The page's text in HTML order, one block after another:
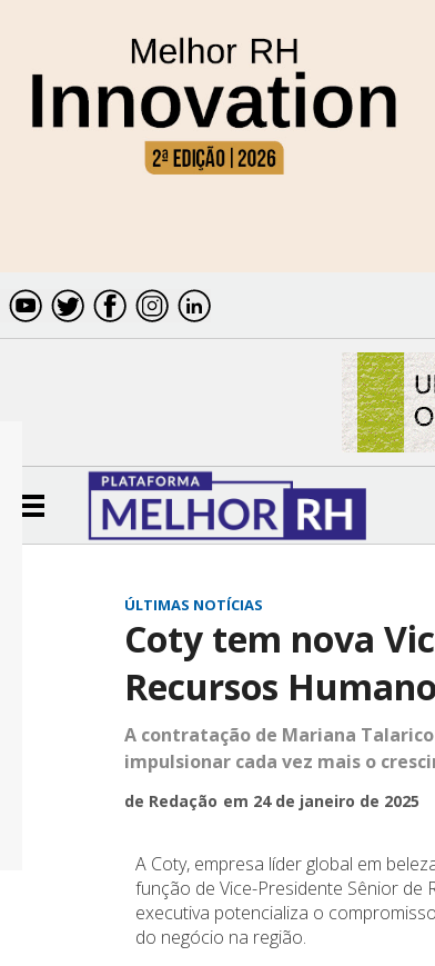
ÚLTIMAS NOTÍCIAS
Coty tem nova
Recursos
A contratação de Mariana
impulsionar cada vez mais o
de Redação em 24 de janeiro de 2025
A Coty, empresa líder global em
função de Vice-Presidente Sênior
executiva potencializa o
do negócio na região.